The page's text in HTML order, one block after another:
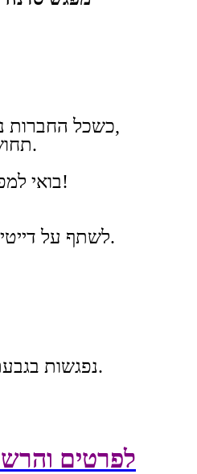
כשכל החברות נשואות, ולא ממש מבינות מה את עוברת,
תחושת הביחד בקבוצת פייסבוק לא מספיקה.
בואי למפגש נשים שלנו מבטיחה לך שיהיה נהדר!
✔️ לשתף על דייטים, ו/או על תקיעות וחוסר כוח להמיע.
נפגשות בגבעתיים, במרחב חם ועוטף לקפה ונשנושים.
לפרטים